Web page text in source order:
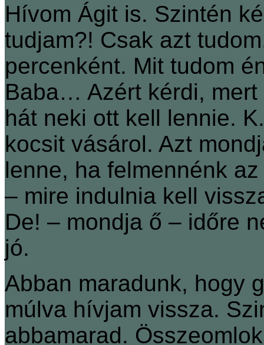
Hívom Ágit is. Szintén
tudjam?! Csak azt
percenként. Mit tudom
Baba… Azért kérdi,
hát neki ott kell lennie.
kocsit vásárol. Azt
lenne, ha felmennénk
– mire indulnia kell
De! – mondja ő – időre
jó.
Abban maradunk, hogy
múlva hívjam vissza.
abbamarad.